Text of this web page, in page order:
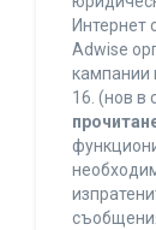
Интернет
Adwise
кампании
16. (нов в